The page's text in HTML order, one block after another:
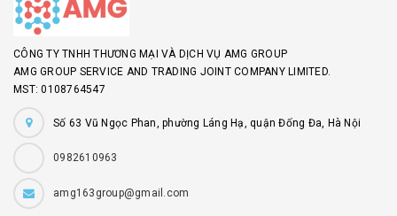
CÔNG TY TNHH THƯƠNG MẠI VÀ DỊCH VỤ AMG GROUP
AMG GROUP SERVICE AND TRADING JOINT COMPANY LIMITED.
MST: 0108764547
Số 63 Vũ Ngọc Phan, phường Láng Hạ, quận Đống Đa, Hà Nội
0982610963
amg163group@gmail.com